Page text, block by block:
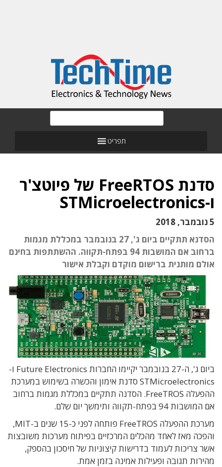
תפריט
סדנת FreeRTOS של פיוטצ'ר
ו-STMicroelectronics
5 נובמבר, 2018
הסדנא תתקיים ביום ג', 27 בנובמבר במכללת מגמות
ברחוב אם המושבות 94 בפתח-תקווה. ההשתתפות בחינם
אולם מותנית ברישום מוקדם וקבלת אישור
ביום ג', ה-27 בנובמבר יקיימו החברות Future Electronics ו-
STMicroelectronics סדנת אימון והכשרה בשימוש במערכת
ההפעלה FreeTROS. הסדנה תתקיים במכללת מגמות ברחוב
אם המושבות 94 בפתח-תקווה ותימשך יום שלם.
מערכת ההפעלה FreeTROS פותחה לפני כ-15 שנים ב-MIT,
והפכה מאז לאחד מהכלים המרכזיים בפיתוח מערכות משובצות
אשר צריכות לעמוד בדרישות קיצוניות של חיסכון בהספק,
מהירות תגובה ופעילות אמינה בזמן אמת.